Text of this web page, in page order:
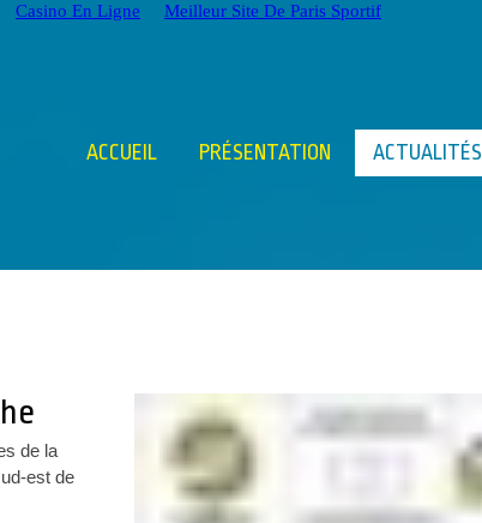
Casino En Ligne Meilleur Site De Paris Sportif
ACCUEIL PRÉSENTATION ACTUALITÉS
de la
est de